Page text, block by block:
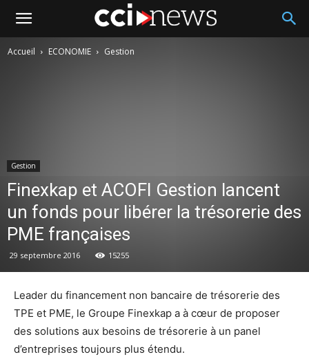
Accueil ECONOMIE Gestion
Gestion
Finexkap et ACOFI Gestion lancent
un fonds pour libérer la trésorerie des
PME françaises
29 septembre 2016 15255
Leader du financement non bancaire de trésorerie des
TPE et PME, le Groupe Finexkap a à cœur de proposer
des solutions aux besoins de trésorerie à un panel
d’entreprises toujours plus étendu.